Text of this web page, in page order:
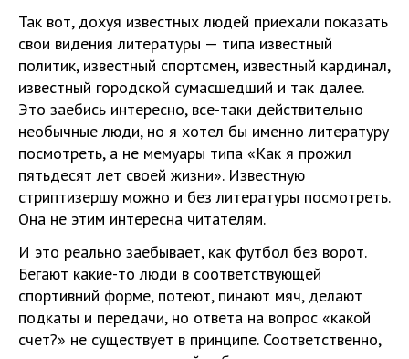
Так вот, дохуя известных людей приехали показать
свои видения литературы — типа известный
политик, известный спортсмен, известный кардинал,
известный городской сумасшедший и так далее.
Это заебись интересно, все-таки действительно
необычные люди, но я хотел бы именно литературу
посмотреть, а не мемуары типа «Как я прожил
пятьдесят лет своей жизни». Известную
стриптизершу можно и без литературы посмотреть.
Она не этим интересна читателям.
И это реально заебывает, как футбол без ворот.
Бегают какие-то люди в соответствующей
спортивний форме, потеют, пинают мяч, делают
подкаты и передачи, но ответа на вопрос «какой
счет?» не существует в принципе. Соответственно,